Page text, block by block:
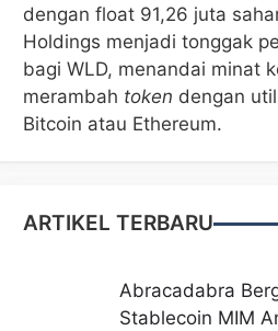
dengan float 91,26 juta
Holdings menjadi tonggak
bagi WLD, menandai minat
merambah token dengan
Bitcoin atau Ethereum.
ARTIKEL TERBARU
Abracadabra
Stablecoin MIM